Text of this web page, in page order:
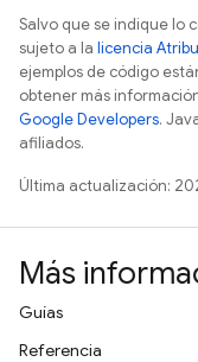
Salvo que se indique lo
sujeto a la licencia
ejemplos de código
obtener más
Google Developers.
afiliados.
Última actualización:
Más
Guías
Referencia